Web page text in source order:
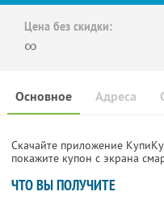
Цена без скидки:
∞
Основное Адреса
Скачайте приложение
покажите купон с экрана
ЧТО ВЫ ПОЛУЧИТЕ